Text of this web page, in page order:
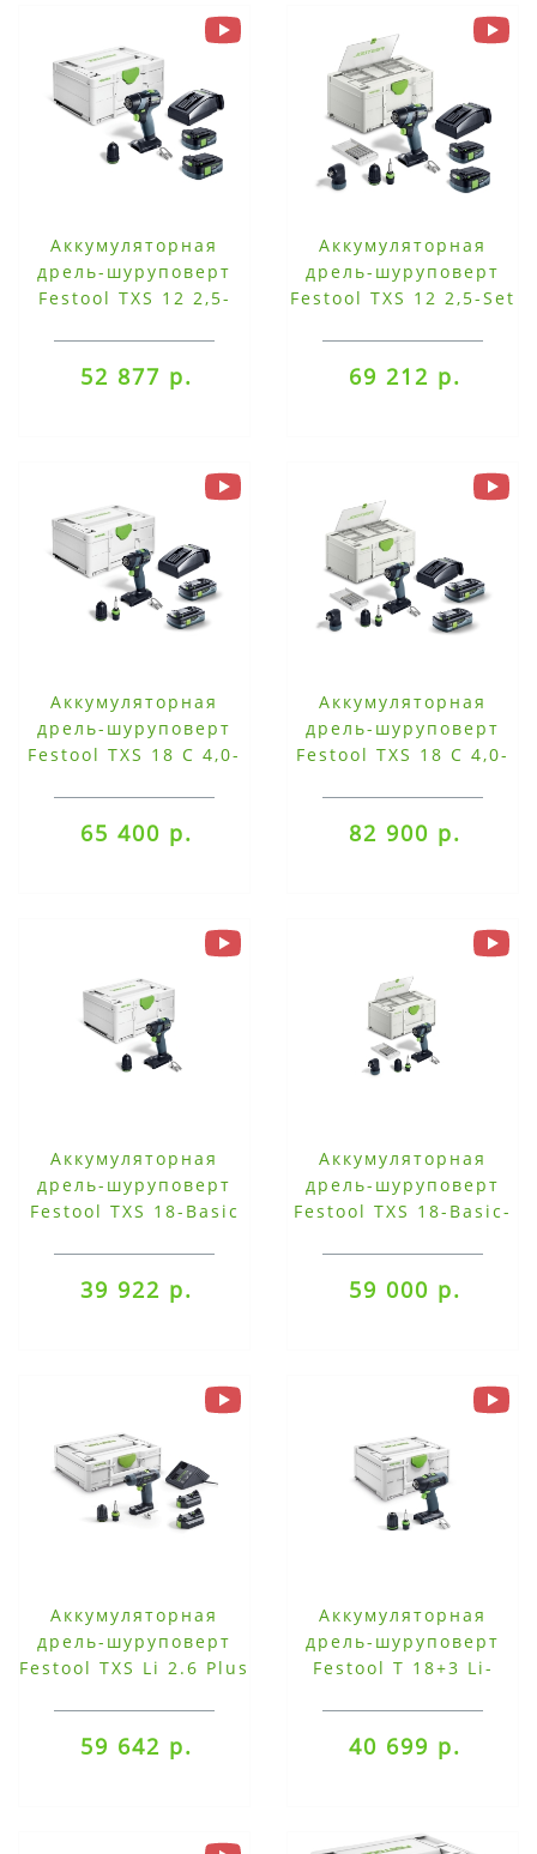
Аккумуляторная
дрель-шуруповерт
Festool TXS 12 2,5-
52 877 р.
Аккумуляторная
дрель-шуруповерт
Festool TXS 12 2,5-Set
69 212 р.
Аккумуляторная
дрель-шуруповерт
Festool TXS 18 C 4,0-
65 400 р.
Аккумуляторная
дрель-шуруповерт
Festool TXS 18 C 4,0-
82 900 р.
Аккумуляторная
дрель-шуруповерт
Festool TXS 18-Basic
39 922 р.
Аккумуляторная
дрель-шуруповерт
Festool TXS 18-Basic-
59 000 р.
Аккумуляторная
дрель-шуруповерт
Festool TXS Li 2.6 Plus
59 642 р.
Аккумуляторная
дрель-шуруповерт
Festool T 18+3 Li-
40 699 р.